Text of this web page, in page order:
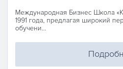
Международная Бизнес Школа
1991 года, предлагая широкий
обучени...